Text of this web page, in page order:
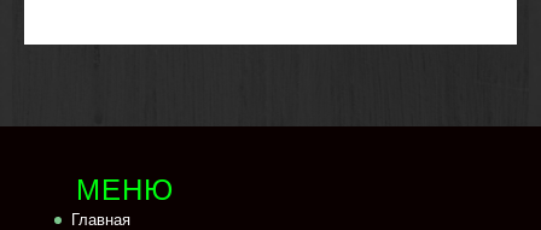
МЕНЮ
Главная